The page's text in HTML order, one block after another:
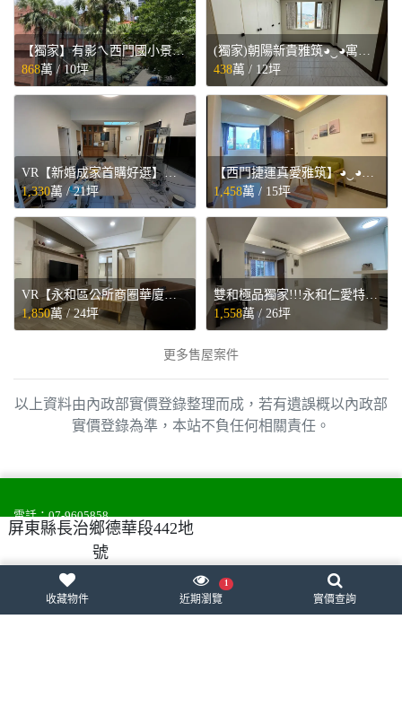
屏東縣長治鄉德華段442地
號
【獨家】有影ㄟ西門國小景觀小品◕‿◕寓見忠杏 - 台北市萬華區售屋
868萬 /10坪
438萬 / 12坪
VR【新婚成家首購好選】四號公園暖心2房◕‿◕寓見忠杏 - 新北市中和區售屋
1,330萬 /21坪
1,458萬 / 15坪
VR【永和區公所商圈華廈美3房】◕‿◕寓見忠杏 - 新北市永和區售屋
1,850萬 /24坪
雙和極品獨家!!!永和仁愛特區美3F◕‿◕寓見忠杏 - 新北市永和區售屋
1,558萬 / 26坪
更多售屋案件
以上資料由內政部實價登錄整理而成，若有遺誤概以內政部
實價登錄為準，本站不負任何相關責任。
收藏物件 近期瀏覽
1
實價查詢
電話：07-9605858
營業時間：周一至周五 8:30-17:30
service@988house.com
使用條款
問題回報